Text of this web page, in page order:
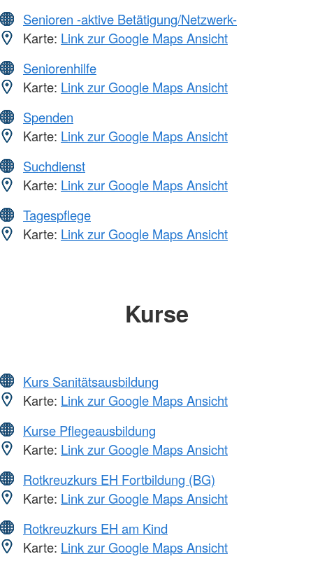
Senioren -aktive Betätigung/Netzwerk-
Karte: Link zur Google Maps Ansicht
Seniorenhilfe
Karte: Link zur Google Maps Ansicht
Spenden
Karte: Link zur Google Maps Ansicht
Suchdienst
Karte: Link zur Google Maps Ansicht
Tagespflege
Karte: Link zur Google Maps Ansicht
Kurse
Kurs Sanitätsausbildung
Karte: Link zur Google Maps Ansicht
Kurse Pflegeausbildung
Karte: Link zur Google Maps Ansicht
Rotkreuzkurs EH Fortbildung (BG)
Karte: Link zur Google Maps Ansicht
Rotkreuzkurs EH am Kind
Karte: Link zur Google Maps Ansicht